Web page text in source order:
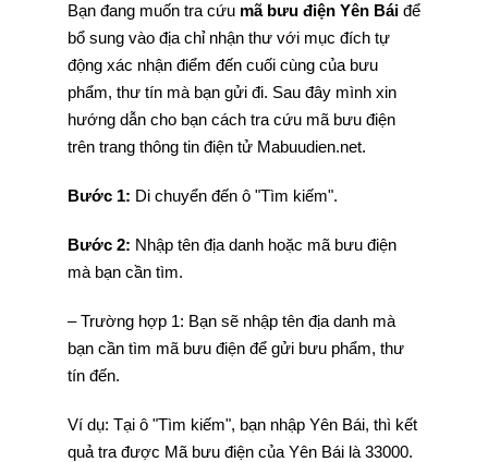
Bạn đang muốn tra cứu mã bưu điện Yên Bái để
bổ sung vào địa chỉ nhận thư với mục đích tự
động xác nhận điểm đến cuối cùng của bưu
phẩm, thư tín mà bạn gửi đi. Sau đây mình xin
hướng dẫn cho bạn cách tra cứu mã bưu điện
trên trang thông tin điện tử Mabuudien.net.
Bước 1: Di chuyển đến ô "Tìm kiếm".
Bước 2: Nhập tên địa danh hoặc mã bưu điện
mà bạn cần tìm.
– Trường hợp 1: Bạn sẽ nhập tên địa danh mà
bạn cần tìm mã bưu điện để gửi bưu phẩm, thư
tín đến.
Ví dụ: Tại ô "Tìm kiếm", bạn nhập Yên Bái, thì kết
quả tra được Mã bưu điện của Yên Bái là 33000.